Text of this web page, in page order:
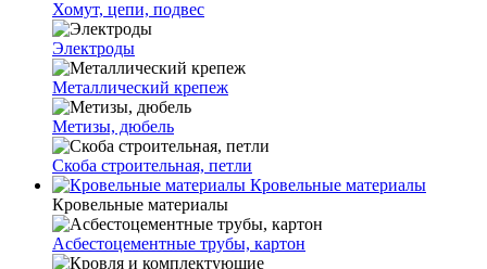
Хомут, цепи, подвес
Электроды
Металлический крепеж
Метизы, дюбель
Скоба строительная, петли
Кровельные материалы
Кровельные материалы
Асбестоцементные трубы, картон